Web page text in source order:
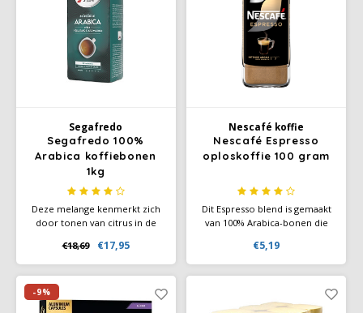
Mövenpick
Nestlé - Nescafé
Paranà Caffè
Segafredo
Segafredo 100%
Arabica koffiebonen
1kg
Deze melange kenmerkt zich
door tonen van citrus in de
smaaktinten van noten en
cacao. Een compositie voor
liefhebbers van espresso met
een authentieke smaak en een
perfect lichtbruin crema.
€18,69 €17,95
Nescafé koffie
Nescafé Espresso
oploskoffie 100 gram
Dit Espresso blend is gemaakt
van 100% Arabica-bonen die
koffieregio’s. Wij branden de
koffiebonen zorgvuldig tot we
de rijke, intense smaak
hebben bereikt die nodig is
voor deze klassieke Espresso.
€5,19
-9%